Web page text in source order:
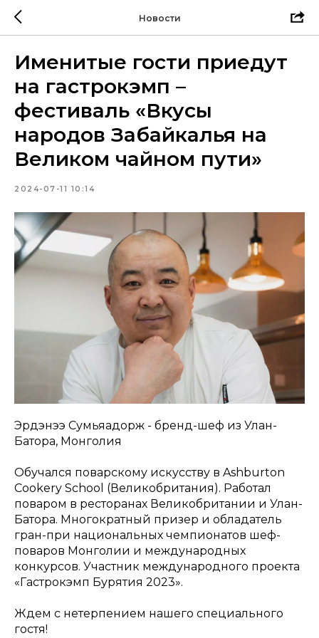
Новости
Именитые гости приедут
на гастрокэмп –
фестиваль «Вкусы
народов Забайкалья на
Великом чайном пути»
2024-07-11 10:14
Эрдэнээ Сумьяадорж - бренд-шеф из Улан-
Батора, Монголия
Обучался поварскому искусству в Ashburton
Cookery School (Великобритания). Работал
поваром в ресторанах Великобритании и Улан-
Батора. Многократный призер и обладатель
гран-при национальных чемпионатов шеф-
поваров Монголии и международных
конкурсов. Участник международного проекта
«Гастрокэмп Бурятия 2023».
Ждем с нетерпением нашего специального
гостя!